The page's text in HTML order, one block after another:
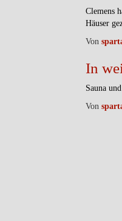
Clemens
Häuser
Von
In
Sauna
Von